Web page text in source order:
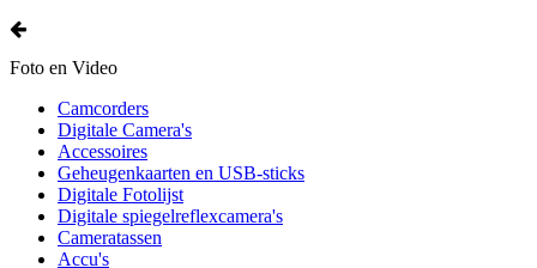
Foto en Video
Camcorders
Digitale Camera's
Accessoires
Geheugenkaarten en USB-sticks
Digitale Fotolijst
Digitale spiegelreflexcamera's
Cameratassen
Accu's